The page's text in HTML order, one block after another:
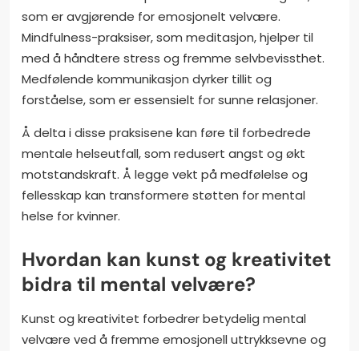
som er avgjørende for emosjonelt velvære.
Mindfulness-praksiser, som meditasjon, hjelper til
med å håndtere stress og fremme selvbevissthet.
Medfølende kommunikasjon dyrker tillit og
forståelse, som er essensielt for sunne relasjoner.
Å delta i disse praksisene kan føre til forbedrede
mentale helseutfall, som redusert angst og økt
motstandskraft. Å legge vekt på medfølelse og
fellesskap kan transformere støtten for mental
helse for kvinner.
Hvordan kan kunst og kreativitet
bidra til mental velvære?
Kunst og kreativitet forbedrer betydelig mental
velvære ved å fremme emosjonell uttrykksevne og